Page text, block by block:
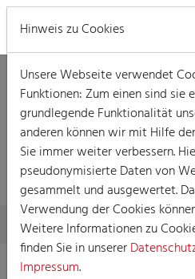
PRESSE
Skip to main content
You are here:
Home Presse
Hinweis zu Cookies
Unsere Webseite verwendet
Funktionen: Zum einen sind sie
grundlegende Funktionalität
anderen können wir mit Hilfe
Sie immer weiter verbessern.
pseudonymisierte Daten von
gesammelt und ausgewertet.
Verwendung der Cookies
Weitere Informationen zu
finden Sie in unserer
Impressum.